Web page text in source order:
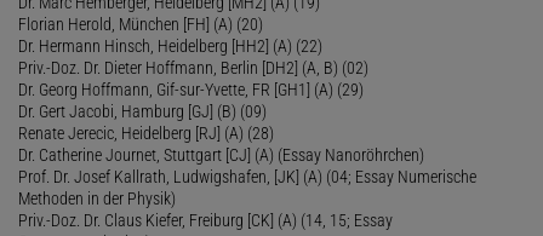
Florian Herold, München [FH] (A) (20)
Dr. Hermann Hinsch, Heidelberg [HH2] (A) (22)
Priv.-Doz. Dr. Dieter Hoffmann, Berlin [DH2] (A, B) (02)
Dr. Georg Hoffmann, Gif-sur-Yvette, FR [GH1] (A) (29)
Dr. Gert Jacobi, Hamburg [GJ] (B) (09)
Renate Jerecic, Heidelberg [RJ] (A) (28)
Dr. Catherine Journet, Stuttgart [CJ] (A) (Essay Nanoröhrchen)
Prof. Dr. Josef Kallrath, Ludwigshafen, [JK] (A) (04; Essay Numerische
Methoden in der Physik)
Priv.-Doz. Dr. Claus Kiefer, Freiburg [CK] (A) (14, 15; Essay